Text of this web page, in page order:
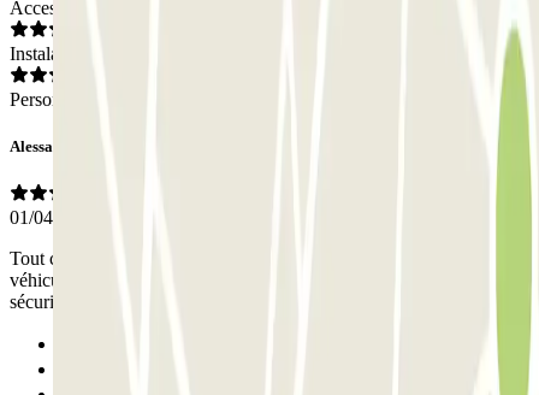
Acceso
Instalaciones
Personal
Alessandro
01/04/2024
Tout ce dont vous avez besoin pour un parking et y laisser son
véhicule en toute sécurité. Accès facile, place asser large, caméra de
sécurité et très bien éclairer.